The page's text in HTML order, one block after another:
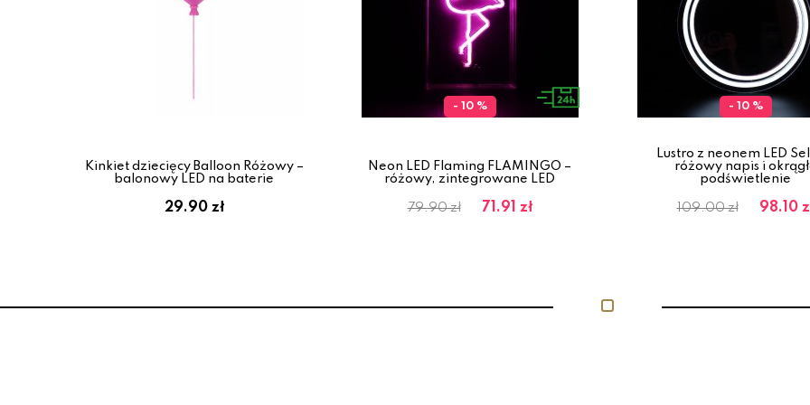
Kinkiet dziecięcy Balloon Różowy –
balonowy LED na baterie
29.90 zł
- 10 %
Neon LED Flaming FLAMINGO –
różowy, zintegrowane LED
79.90 zł 71.91 zł
- 10 %
Lustro z neonem LED
różowy napis i
podświetlenie
109.00 zł 98.10